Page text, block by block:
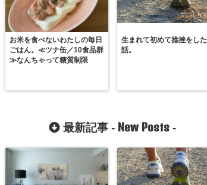
お米を食べないわたしの毎日
ごはん。≪ツナ缶／10食品群
≫なんちゃって糖質制限
生まれて初めて捻挫をした
話。
最新記事 - New Posts -